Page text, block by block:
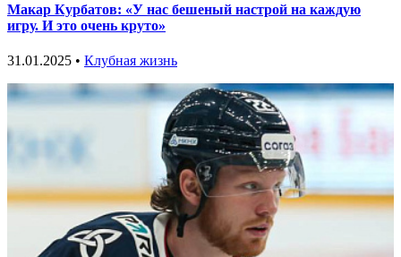
Макар Курбатов: «У нас бешеный настрой на каждую
игру. И это очень круто»
31.01.2025 • Клубная жизнь